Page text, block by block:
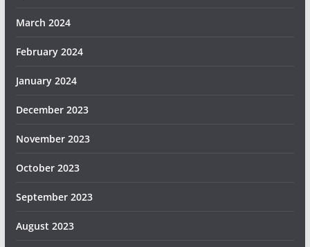
March 2024
February 2024
January 2024
December 2023
November 2023
October 2023
September 2023
August 2023